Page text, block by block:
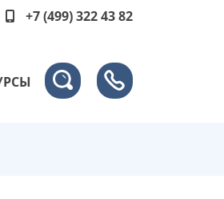
+7 (499) 322 43 82